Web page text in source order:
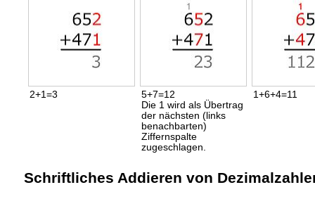
2+1=3
5+7=12
Die 1 wird als Übertrag
der nächsten (links
benachbarten)
Ziffernspalte
zugeschlagen.
1+6+4=11
Schriftliches Addieren von